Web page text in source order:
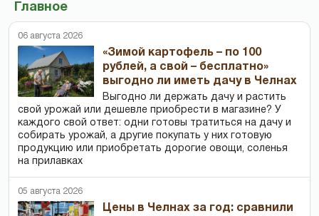
Главное
06 августа 2026
«Зимой картофель – по 100
рублей, а свой – бесплатно»
выгодно ли иметь дачу в Челнах
Выгодно ли держать дачу и растить
свой урожай или дешевле приобрести в магазине? У
каждого свой ответ: одни готовы тратиться на дачу и
собирать урожай, а другие покупать у них готовую
продукцию или приобретать дорогие овощи, соленья
на прилавках
05 августа 2026
Цены в Челнах за год: сравнили